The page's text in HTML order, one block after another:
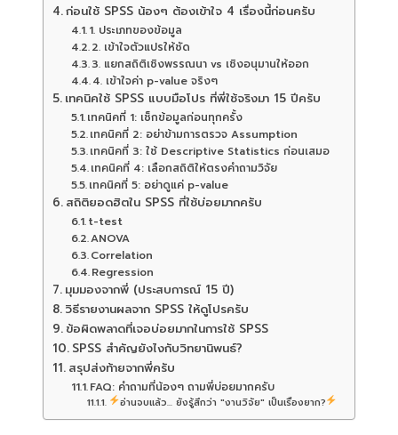
ก่อนใช้ SPSS น้องๆ ต้องเข้าใจ 4 เรื่องนี้ก่อนครับ
1. ประเภทของข้อมูล
2. เข้าใจตัวแปรให้ชัด
3. แยกสถิติเชิงพรรณนา vs เชิงอนุมานให้ออก
4. เข้าใจค่า p-value จริงๆ
เทคนิคใช้ SPSS แบบมือโปร ที่พี่ใช้จริงมา 15 ปีครับ
เทคนิคที่ 1: เช็กข้อมูลก่อนทุกครั้ง
เทคนิคที่ 2: อย่าข้ามการตรวจ Assumption
เทคนิคที่ 3: ใช้ Descriptive Statistics ก่อนเสมอ
เทคนิคที่ 4: เลือกสถิติให้ตรงคำถามวิจัย
เทคนิคที่ 5: อย่าดูแค่ p-value
สถิติยอดฮิตใน SPSS ที่ใช้บ่อยมากครับ
t-test
ANOVA
Correlation
Regression
มุมมองจากพี่ (ประสบการณ์ 15 ปี)
วิธีรายงานผลจาก SPSS ให้ดูโปรครับ
ข้อผิดพลาดที่เจอบ่อยมากในการใช้ SPSS
SPSS สำคัญยังไงกับวิทยานิพนธ์?
สรุปส่งท้ายจากพี่ครับ
FAQ: คำถามที่น้องๆ ถามพี่บ่อยมากครับ
อ่านจบแล้ว... ยังรู้สึกว่า "งานวิจัย" เป็นเรื่องยาก?